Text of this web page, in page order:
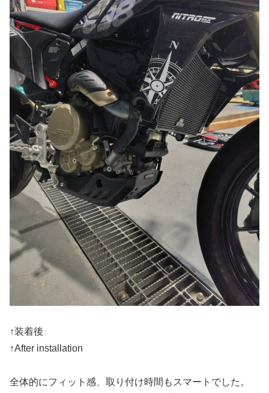
↑装着後
↑After installation
全体的にフィット感、取り付け時間もスマートでした。